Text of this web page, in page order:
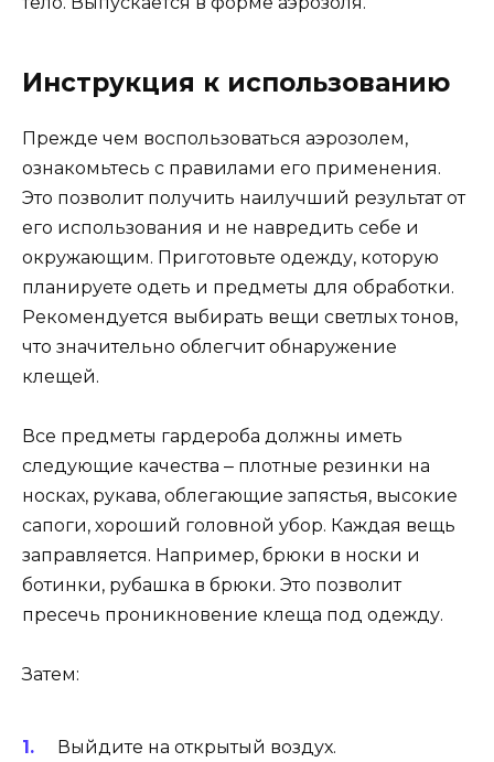
Инструкция к использованию
Прежде чем воспользоваться аэрозолем,
ознакомьтесь с правилами его применения.
Это позволит получить наилучший результат от
его использования и не навредить себе и
окружающим. Приготовьте одежду, которую
планируете одеть и предметы для обработки.
Рекомендуется выбирать вещи светлых тонов,
что значительно облегчит обнаружение
клещей.
Все предметы гардероба должны иметь
следующие качества ‒ плотные резинки на
носках, рукава, облегающие запястья, высокие
сапоги, хороший головной убор. Каждая вещь
заправляется. Например, брюки в носки и
ботинки, рубашка в брюки. Это позволит
пресечь проникновение клеща под одежду.
Затем:
Выйдите на открытый воздух.